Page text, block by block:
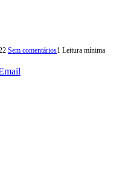
Sem comentários1 Leitura mínima